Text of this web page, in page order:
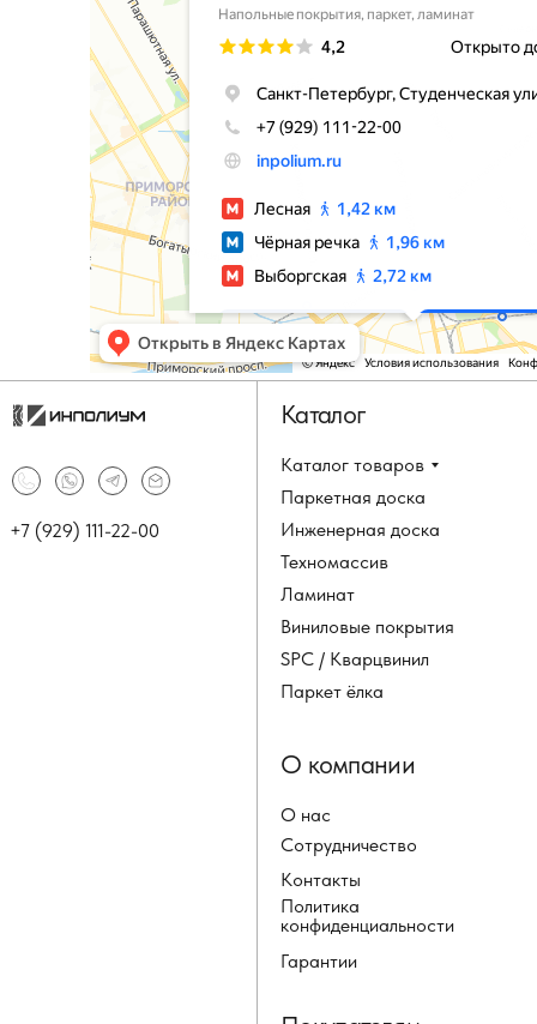
Каталог товаров
Паркетная доска
Инженерная доска
Техномассив
+7 (929) 111-22-00
Каталог
Ламинат
Виниловые покрытия
SPC / Кварцвинил
Паркет ёлка
О нас
Сотрудничество
Контакты
Политика
конфиденциальности
О компании
Гарантии